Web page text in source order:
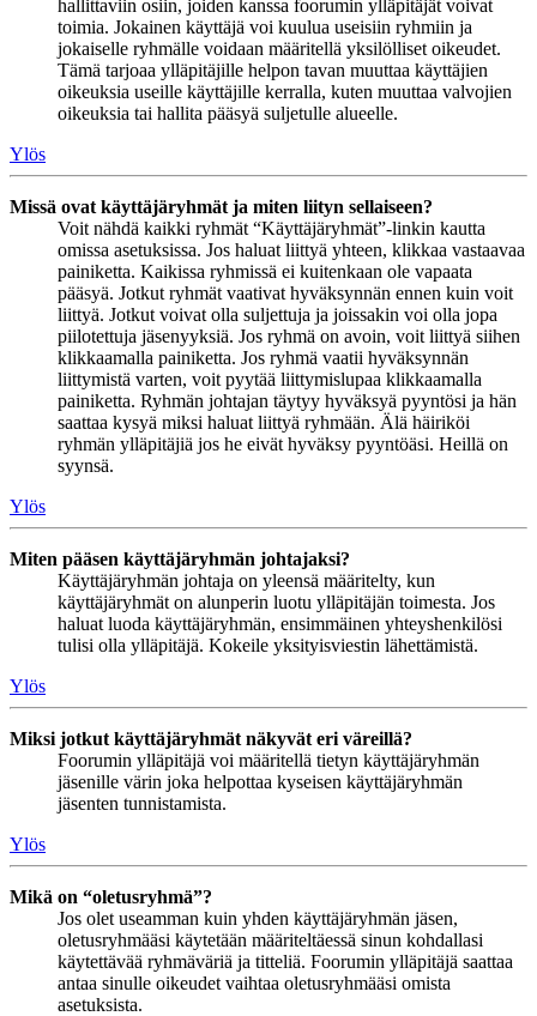
hallittaviin osiin, joiden kanssa foorumin ylläpitäjät voivat
toimia. Jokainen käyttäjä voi kuulua useisiin ryhmiin ja
jokaiselle ryhmälle voidaan määritellä yksilölliset oikeudet.
Tämä tarjoaa ylläpitäjille helpon tavan muuttaa käyttäjien
oikeuksia useille käyttäjille kerralla, kuten muuttaa valvojien
oikeuksia tai hallita pääsyä suljetulle alueelle.
Ylös
Missä ovat käyttäjäryhmät ja miten liityn sellaiseen?
Voit nähdä kaikki ryhmät “Käyttäjäryhmät”-linkin kautta
omissa asetuksissa. Jos haluat liittyä yhteen, klikkaa vastaavaa
painiketta. Kaikissa ryhmissä ei kuitenkaan ole vapaata
pääsyä. Jotkut ryhmät vaativat hyväksynnän ennen kuin voit
liittyä. Jotkut voivat olla suljettuja ja joissakin voi olla jopa
piilotettuja jäsenyyksiä. Jos ryhmä on avoin, voit liittyä siihen
klikkaamalla painiketta. Jos ryhmä vaatii hyväksynnän
liittymistä varten, voit pyytää liittymislupaa klikkaamalla
painiketta. Ryhmän johtajan täytyy hyväksyä pyyntösi ja hän
saattaa kysyä miksi haluat liittyä ryhmään. Älä häiriköi
ryhmän ylläpitäjiä jos he eivät hyväksy pyyntöäsi. Heillä on
syynsä.
Ylös
Miten pääsen käyttäjäryhmän johtajaksi?
Käyttäjäryhmän johtaja on yleensä määritelty, kun
käyttäjäryhmät on alunperin luotu ylläpitäjän toimesta. Jos
haluat luoda käyttäjäryhmän, ensimmäinen yhteyshenkilösi
tulisi olla ylläpitäjä. Kokeile yksityisviestin lähettämistä.
Ylös
Miksi jotkut käyttäjäryhmät näkyvät eri väreillä?
Foorumin ylläpitäjä voi määritellä tietyn käyttäjäryhmän
jäsenille värin joka helpottaa kyseisen käyttäjäryhmän
jäsenten tunnistamista.
Ylös
Mikä on “oletusryhmä”?
Jos olet useamman kuin yhden käyttäjäryhmän jäsen,
oletusryhmääsi käytetään määriteltäessä sinun kohdallasi
käytettävää ryhmäväriä ja titteliä. Foorumin ylläpitäjä saattaa
antaa sinulle oikeudet vaihtaa oletusryhmääsi omista
asetuksista.